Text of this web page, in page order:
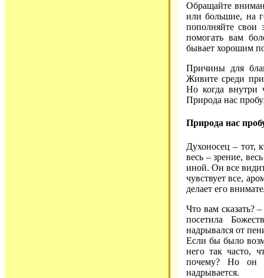
Обращайте
или большие, на
пополняйте свои
помогать вам
бывает хорошим
Причины для
Живите среди
Но когда внутри
Природа нас
Природа нас
Духоносец – тот,
весь – зрение,
иной. Он все
чувствует все,
делает его
Что вам сказать?
посетила
надрывался от
Если бы было
него так часто,
почему? Но он
надрывается.